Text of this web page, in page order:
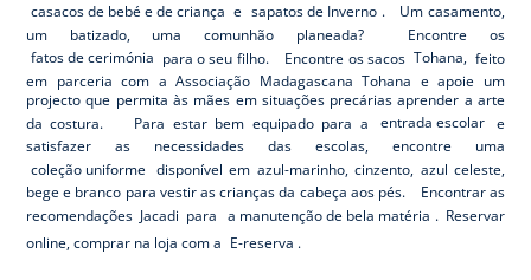
casacos de bebé e de criança e sapatos de Inverno . Um casamento,
um batizado, uma comunhão planeada? Encontre os
fatos de cerimónia para o seu filho. Encontre os sacos Tohana, feito
em parceria com a Associação Madagascana Tohana e apoie um
projecto que permita às mães em situações precárias aprender a arte
da costura. Para estar bem equipado para a
entrada escolar e
satisfazer as necessidades das escolas, encontre uma
coleção uniforme disponível em azul-marinho, cinzento, azul celeste,
bege e branco para vestir as crianças da cabeça aos pés. Encontrar as
recomendações Jacadi para
a manutenção de bela matéria . Reservar
online, comprar na loja com a E-reserva .